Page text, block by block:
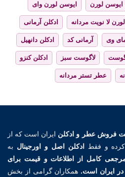
ایوسن لورن ایوسن لورن وای
لا نویت مردانه ادکلن آرمانی
وی آرمانی کد ادکلن دانهیل
لاگوست سبز ادکلن کنزو
عطر تستر مردانه
فروش عطر و ادکلن ایران است که از
و فقط ادکلن اصل و اورجینال به
کامل از اطلاعات و قیمت برای
ایران است. همکاران گرامی از بخش